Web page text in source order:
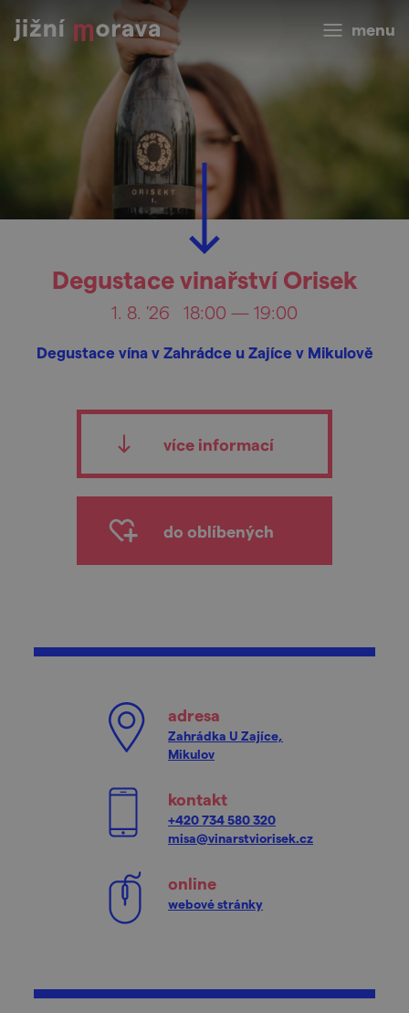
menu
Degustace vinařství Orisek
1. 8. '26 18:00 — 19:00
Degustace vína v Zahrádce u Zajíce v Mikulově
více informací
do oblíbených
adresa
Zahrádka U Zajíce,
Mikulov
kontakt
+420 734 580 320
misa@vinarstviorisek.cz
online
webové stránky